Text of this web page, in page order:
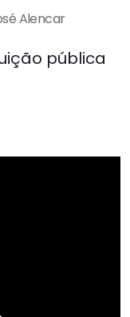
Alencar
pública